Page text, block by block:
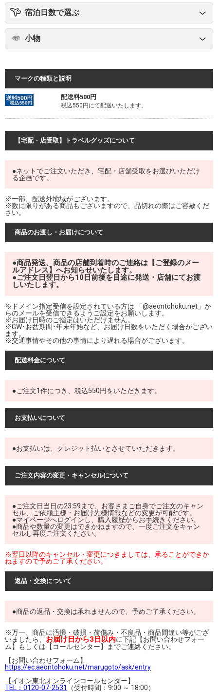
宿泊日数で選ぶ
小物
マークの種類と説明
配送料500円
税込550円にて配送いたします。
【宅配・店受取】トラベルグッズについて
●ネットでご注文いただき、宅配・店舗受取をお選びいただけ
る企画です。
※一部、配送外地域がございます。
※数に限りがある商品もございますので、品切れの際はご容赦くだ
さい。
商品のお渡し・お届けについて
●商品発送、商品の店舗到着時のご連絡は【ご登録のメー
ルアドレス】へお知らせいたします。
●ご注文日翌日から10日前後を目途に発送・店舗にてお渡
しいたします。
※ドメイン指定受信を設定されている方は 「@aeontohoku.net」か
らのメールを受信できるようご設定をお願いします。
※お届け日時のご指定はいただけません。
※GW･お盆期間･年末年始など、お届け日数をいただく場合がござい
ます。
※交通事情やその他の事情により遅れる場合がございます。
配送料金について
●ご注文1件につき、税込550円をいただきます。
お支払いについて
●お支払いは、クレジット払いとさせていただきます。
ご注文内容の変更・キャンセルについて
●ご注文日当日の23:59まで、お客さまご自身でご注文のキャン
セル、ご依頼主様・お届け先様情報などの変更が可能です。
●マイページへログインし、購入履歴からお手続きください。
●商品や数量の変更はできかねますので、一度ご注文をキャン
セルし再度ご注文ください。
※翌日以降のキャンセル・変更につきましては、承ることができか
ねますので予めご了承ください。
返品・交換について
●商品の返品・交換は承れませんので、予めご了承ください。
※万一、商品に汚損・破損・荷傷み・不良品・商品間違い等がござ
いましたら、 お届け日から3日以内に下記【お問い合わせフォー
ム】もしくは【コールセンター】までご連絡ください。
【お問い合わせフォーム】
https://ec.aeontohoku.net/marugoto/ask/entry
【イオン東北オンラインコールセンター】
TEL：0120-07-2531
（受付時間：9:00 ～ 18:00）